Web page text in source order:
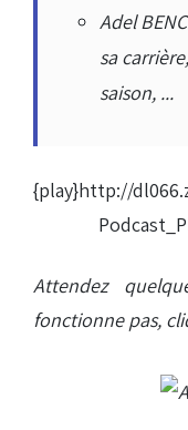
Adel
sa
saison, ...
{play}http://
Attendez
fonctionne pas,